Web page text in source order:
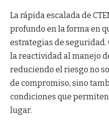
La rápida escalada de
profundo en la forma en
estrategias de seguridad.
la reactividad al manejo
reduciendo el riesgo no
de compromiso, sino
condiciones que
lugar.